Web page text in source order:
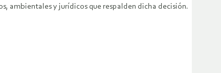
ambientales y jurídicos que respalden dicha decisión.